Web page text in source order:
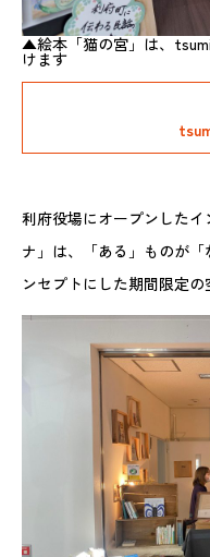
▲絵本「猫の宮」は、
けます
利府役場にオープンした
ナ」は、「ある」ものが
ンセプトにした期間限定の